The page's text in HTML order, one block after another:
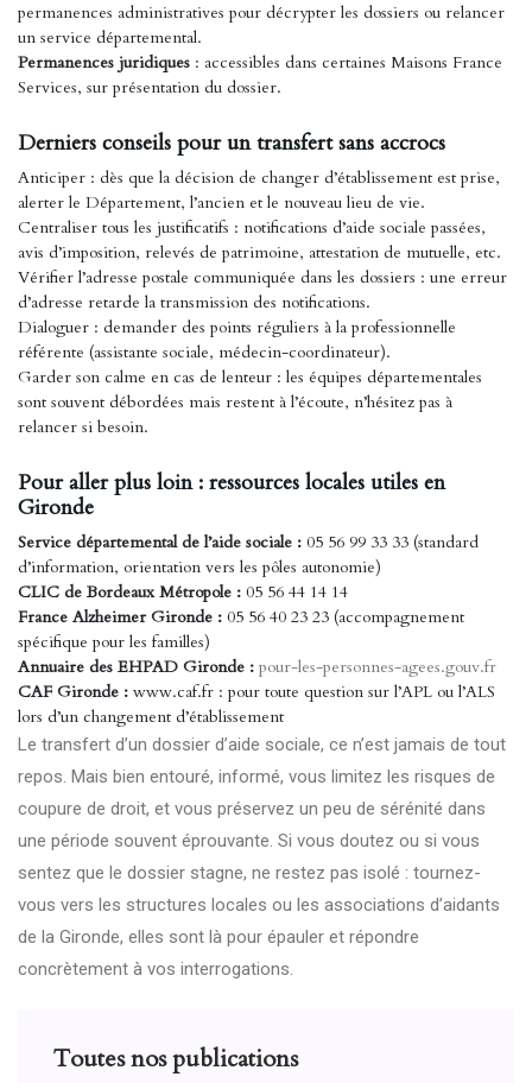
permanences administratives pour décrypter les dossiers ou relancer
un service départemental.
Permanences juridiques : accessibles dans certaines Maisons France
Services, sur présentation du dossier.
Derniers conseils pour un transfert sans accrocs
Anticiper : dès que la décision de changer d’établissement est prise,
alerter le Département, l’ancien et le nouveau lieu de vie.
Centraliser tous les justificatifs : notifications d’aide sociale passées,
avis d’imposition, relevés de patrimoine, attestation de mutuelle, etc.
Vérifier l’adresse postale communiquée dans les dossiers : une erreur
d’adresse retarde la transmission des notifications.
Dialoguer : demander des points réguliers à la professionnelle
référente (assistante sociale, médecin-coordinateur).
Garder son calme en cas de lenteur : les équipes départementales
sont souvent débordées mais restent à l’écoute, n’hésitez pas à
relancer si besoin.
Pour aller plus loin : ressources locales utiles en
Gironde
Service départemental de l’aide sociale : 05 56 99 33 33 (standard
d’information, orientation vers les pôles autonomie)
CLIC de Bordeaux Métropole : 05 56 44 14 14
France Alzheimer Gironde : 05 56 40 23 23 (accompagnement
spécifique pour les familles)
Annuaire des EHPAD Gironde : pour-les-personnes-agees.gouv.fr
CAF Gironde : www.caf.fr : pour toute question sur l’APL ou l’ALS
lors d’un changement d’établissement
Le transfert d’un dossier d’aide sociale, ce n’est jamais de tout
repos. Mais bien entouré, informé, vous limitez les risques de
coupure de droit, et vous préservez un peu de sérénité dans
une période souvent éprouvante. Si vous doutez ou si vous
sentez que le dossier stagne, ne restez pas isolé : tournez-
vous vers les structures locales ou les associations d’aidants
de la Gironde, elles sont là pour épauler et répondre
concrètement à vos interrogations.
Toutes nos publications